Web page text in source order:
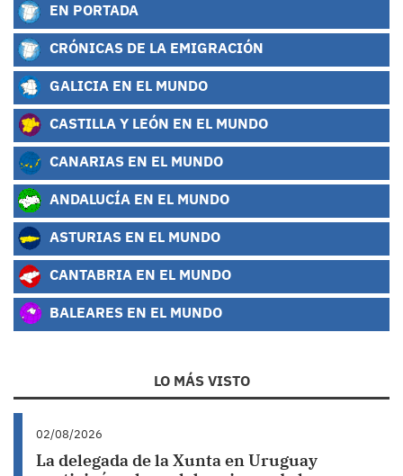
EN PORTADA
CRÓNICAS DE LA EMIGRACIÓN
GALICIA EN EL MUNDO
CASTILLA Y LEÓN EN EL MUNDO
CANARIAS EN EL MUNDO
ANDALUCÍA EN EL MUNDO
ASTURIAS EN EL MUNDO
CANTABRIA EN EL MUNDO
BALEARES EN EL MUNDO
LO MÁS VISTO
02/08/2026
La delegada de la Xunta en Uruguay